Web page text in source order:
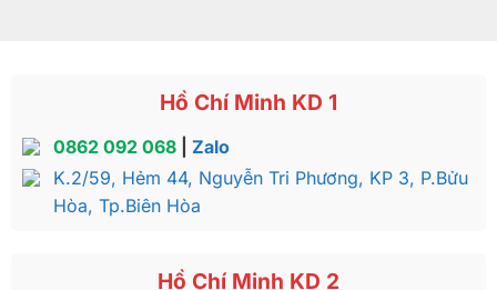
Hồ Chí Minh KD 1
0862 092 068| Zalo
K.2/59, Hẻm 44, Nguyễn Tri Phương, KP 3, P.Bửu
Hòa, Tp.Biên Hòa
Hồ Chí Minh KD 2